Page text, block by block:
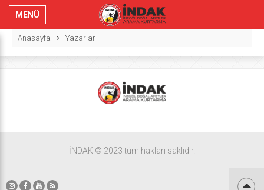
MENÜ
Anasayfa Yazarlar
İNDAK © 2023 tüm hakları saklıdır.